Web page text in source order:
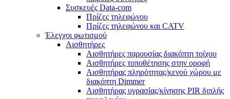
Συσκευές Data-com
Πρίζες τηλεφώνου
Πρίζες τηλεφώνου και CATV
Έλεγχοι φωτισμού
Αισθητήρες
Αισθητήρες παρουσίας διακόπτη τοίχου
Αισθητήρες τοποθέτησης στην οροφή
Αισθητήρας πληρότητας/κενού χώρου με
διακόπτη Dimmer
Αισθητήρας υγρασίας/κίνησης PIR διπλής